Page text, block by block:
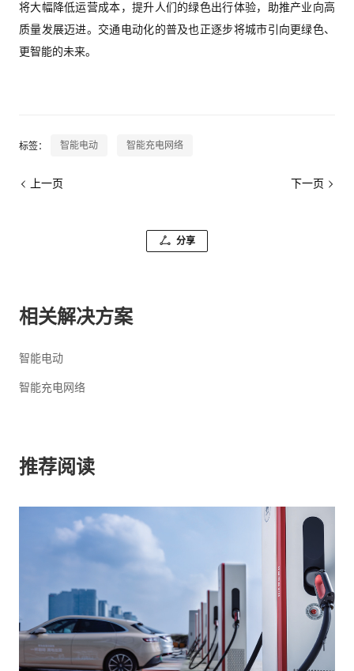
将大幅降低运营成本，提升人们的绿色出行体验，助推产业向高
质量发展迈进。交通电动化的普及也正逐步将城市引向更绿色、
更智能的未来。
标签： 智能电动 智能充电网络
上一页 下一页
分享
相关解决方案
智能电动
智能充电网络
推荐阅读